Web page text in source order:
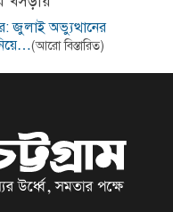
জুলাই অভ্যুত্থানের
(আরো বিস্তারিত)